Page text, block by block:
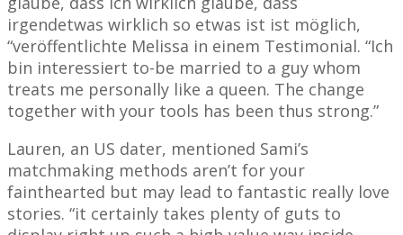
irgendetwas wirklich so etwas ist ist möglich,
“veröffentlichte Melissa in einem Testimonial. “Ich
bin interessiert to-be married to a guy whom
treats me personally like a queen. The change
together with your tools has been thus strong.”
Lauren, an US dater, mentioned Sami’s
matchmaking methods aren’t for your
fainthearted but may lead to fantastic really love
stories. “it certainly takes plenty of guts to